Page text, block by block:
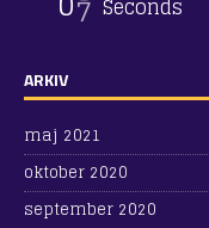
Seconds
ARKIV
maj 2021
oktober 2020
september 2020